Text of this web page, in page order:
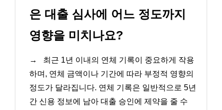
은 대출 심사에 어느 정도까지
영향을 미치나요?
→
최근 1년 이내의 연체 기록이 중요하게 작용
하며, 연체 금액이나 기간에 따라 부정적 영향의
정도가 달라집니다. 연체 기록은 일반적으로 5년
간 신용 정보에 남아 대출 승인에 제약을 줄 수